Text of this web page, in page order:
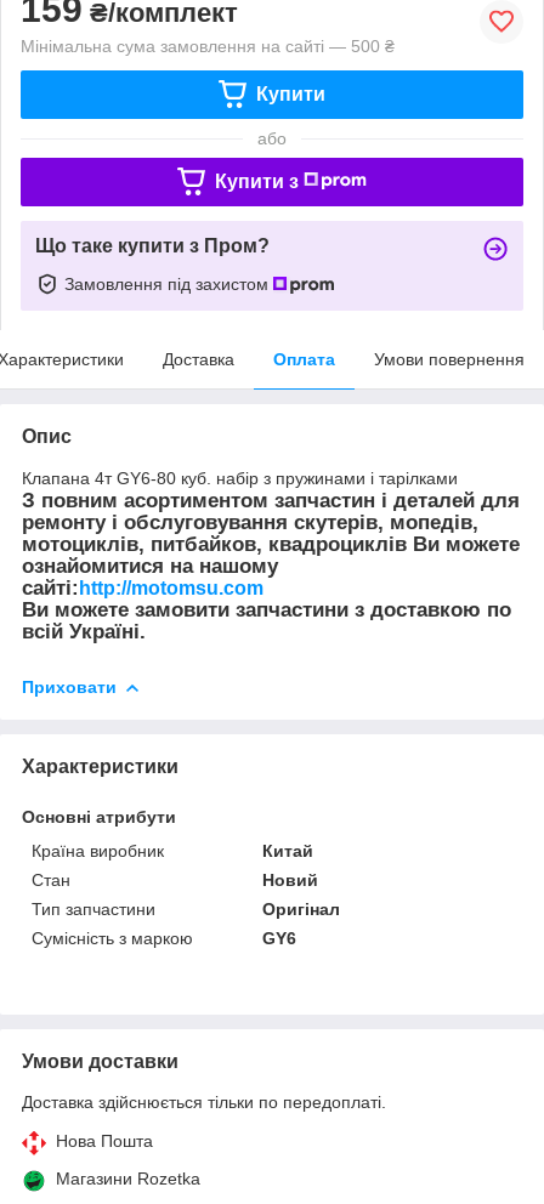
159 ₴/комплект
Мінімальна сума замовлення на сайті — 500 ₴
Купити
або
Купити з
Що таке купити з Пром?
Замовлення під захистом
Доставка Оплата Умови повернення
Опис
Клапана 4т GY6-80 куб. набір з пружинами і тарілками
З повним асортиментом запчастин і деталей для
ремонту і обслуговування скутерів, мопедів,
мотоциклів, питбайков, квадроциклів Ви можете
ознайомитися на нашому
сайті: http://motomsu.com
Ви можете замовити запчастини з доставкою по
всій Україні.
Приховати
Характеристики
Основні атрибути
Країна виробник
Китай
Стан
Новий
Тип запчастини
Оригінал
Сумісність з маркою
GY6
Умови доставки
Доставка здійснюється тільки по передоплаті.
Нова Пошта
Магазини Rozetka